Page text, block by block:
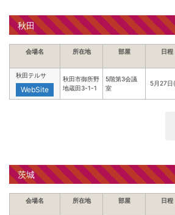
秋田
会場名 所在地 部屋 日程
秋田テルサ
WebSite
秋田市御所野
地蔵田3-1-1
5階第3会議
室
5月27日
茨城
会場名 所在地 部屋 日程